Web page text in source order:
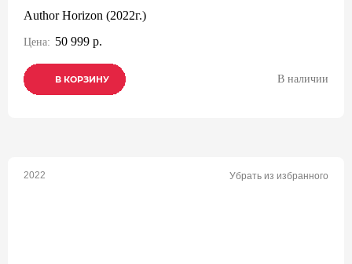
Author Horizon (2022г.)
Цена: 50 999 р.
В КОРЗИНУ
В КОРЗИНУ
В КОРЗИНУ В наличии
2022 Убрать из избранного